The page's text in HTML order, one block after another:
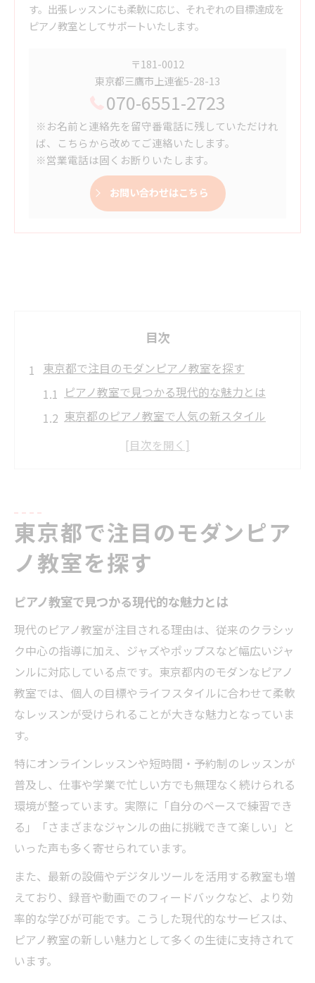
す。出張レッスンにも柔軟に応じ、それぞれの目標達成を
ピアノ教室としてサポートいたします。
〒181-0012
東京都三鷹市上連雀5-28-13
070-6551-2723
※お名前と連絡先を留守番電話に残していただけれ
ば、こちらから改めてご連絡いたします。
※営業電話は固くお断りいたします。
お問い合わせはこちら
目次
東京都で注目のモダンピアノ教室を探す
ピアノ教室で見つかる現代的な魅力とは
東京都のピアノ教室で人気の新スタイル
大人におすすめのモダンピアノ教室の特徴
モダンなピアノ教室が注目される理由
東京ピアノ教室のオンライン対応と利点
ピアノ教室で学べるジャズやポップスの魅
力
名門ピアノ教室とモダン教室の違い
大人初心者にも最適な東京都内のピアノ教室
大人初心者歓迎のピアノ教室の選び方
東京都で通いやすいピアノ教室の特徴
初心者におすすめの個人ピアノ教室の魅力
モダンなレッスンが広がる東京都の最新傾向
東京都のピアノ教室で広がる最新レッスン
オンライン対応ピアノ教室の増加背景
ピアノ教室で取り入れる新しいジャンル
モダン教室が重視する個別カリキュラム例
東京都で注目のモダンピア
ノ教室を探す
ピアノ教室で見つかる現代的な魅力とは
現代のピアノ教室が注目される理由は、従来のクラシッ
ク中心の指導に加え、ジャズやポップスなど幅広いジャ
ンルに対応している点です。東京都内のモダンなピアノ
教室では、個人の目標やライフスタイルに合わせて柔軟
なレッスンが受けられることが大きな魅力となっていま
す。
特にオンラインレッスンや短時間・予約制のレッスンが
普及し、仕事や学業で忙しい方でも無理なく続けられる
環境が整っています。実際に「自分のペースで練習でき
る」「さまざまなジャンルの曲に挑戦できて楽しい」と
いった声も多く寄せられています。
また、最新の設備やデジタルツールを活用する教室も増
えており、録音や動画でのフィードバックなど、より効
率的な学びが可能です。こうした現代的なサービスは、
ピアノ教室の新しい魅力として多くの生徒に支持されて
います。